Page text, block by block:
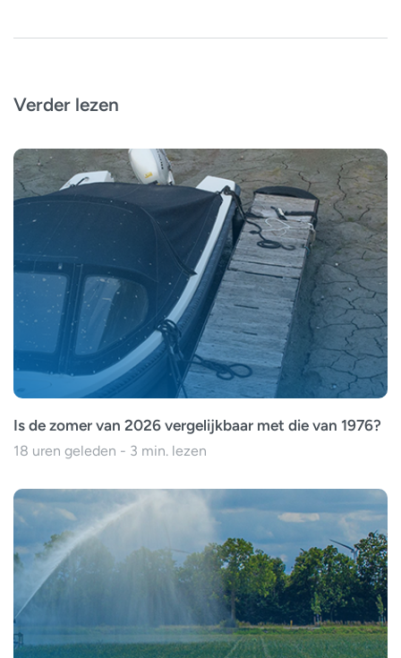
Verder lezen
Is de zomer van 2026 vergelijkbaar met die van 1976?
18 uren geleden - 3 min. lezen